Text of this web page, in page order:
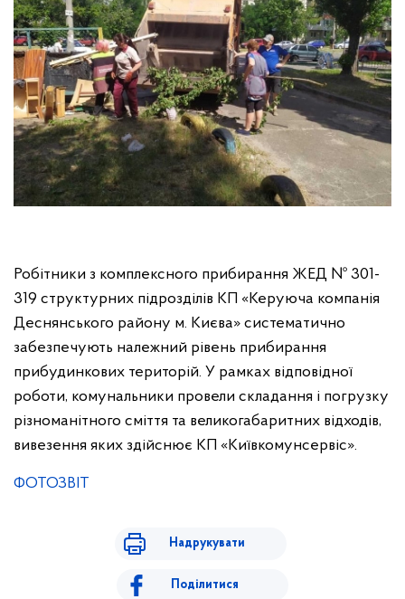
Робітники з комплексного прибирання ЖЕД № 301-
319 структурних підрозділів КП «Керуюча компанія
Деснянського району м. Києва» систематично
забезпечують належний рівень прибирання
прибудинкових територій. У рамках відповідної
роботи, комунальники провели складання і погрузку
різноманітного сміття та великогабаритних відходів,
вивезення яких здійснює КП «Київкомунсервіс».
ФОТОЗВІТ
Надрукувати
Поділитися